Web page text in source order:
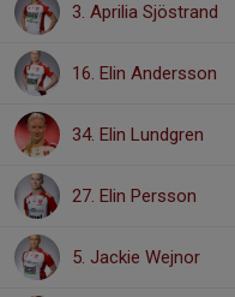
3. Aprilia Sjöstrand
16. Elin Andersson
34. Elin Lundgren
27. Elin Persson
5. Jackie Wejnor